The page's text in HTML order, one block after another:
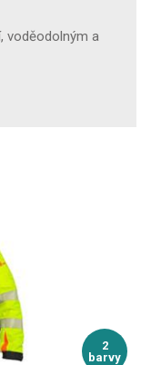
voděodolným a
2
barvy